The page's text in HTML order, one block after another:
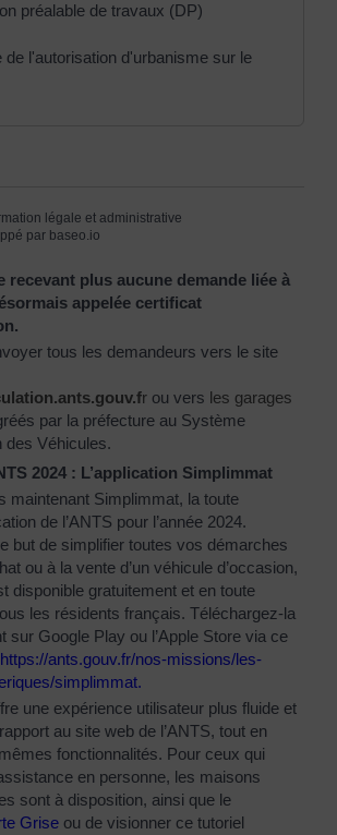
préalable de travaux (DP)
de l'autorisation d'urbanisme sur le
légale et administrative
par baseo.io
recevant plus aucune demande liée à
appelée certificat
tous les demandeurs vers le site
r ou vers les garages
par la préfecture au Système
des Véhicules.
2024 : L’application Simplimmat
maintenant Simplimmat, la toute
de l’ANTS pour l’année 2024.
but de simplifier toutes vos démarches
ou à la vente d’un véhicule d’occasion,
disponible gratuitement et en toute
les résidents français. Téléchargez-la
sur Google Play ou l’Apple Store via ce
https://ants.gouv.fr/nos-missions/les-
simplimmat.
une expérience utilisateur plus fluide et
au site web de l’ANTS, tout en
fonctionnalités. Pour ceux qui
en personne, les maisons
sont à disposition, ainsi que le
Grise ou de visionner ce tutoriel